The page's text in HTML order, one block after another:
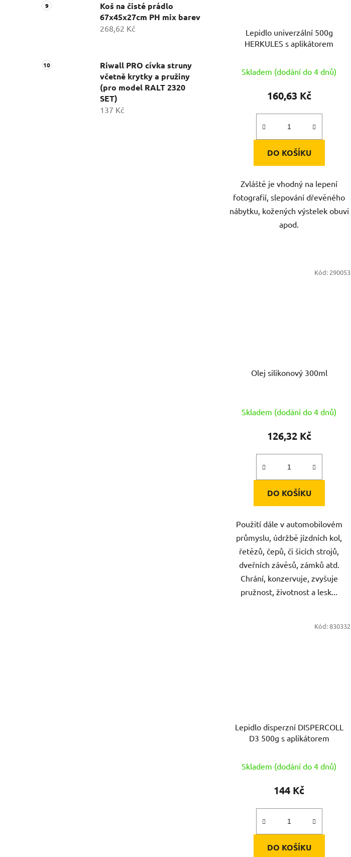
Koš na čisté prádlo
67x45x27cm PH mix barev
268,62 Kč
Riwall PRO cívka struny
včetně krytky a pružiny
(pro model RALT 2320
SET)
137 Kč
Lepidlo univerzální 500g
HERKULES s aplikátorem
Skladem (dodání do 4 dnů)
160,63 Kč
DO KOŠÍKU
Zvláště je vhodný na lepení
fotografií, slepování dřevěného
nábytku, kožených výstelek obuvi
apod.
Olej silikonový 300ml
Skladem (dodání do 4 dnů)
126,32 Kč
DO KOŠÍKU
Použití dále v automobilovém
průmyslu, údržbě jízdních kol,
řetězů, čepů, či šicích strojů,
dveřních závěsů, zámků atd.
Chrání, konzervuje, zvyšuje
pružnost, životnost a lesk...
Kód: 290053
Lepidlo disperzní DISPERCOLL
D3 500g s aplikátorem
Skladem (dodání do 4 dnů)
144 Kč
DO KOŠÍKU
Kód:830332